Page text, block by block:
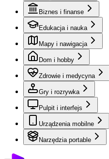
Biznes i finanse
Edukacja i nauka
Mapy i nawigacja
Dom i hobby
Zdrowie i medycyna
Gry i rozrywka
Pulpit i interfejs
Urządzenia mobilne
Narzędzia portable